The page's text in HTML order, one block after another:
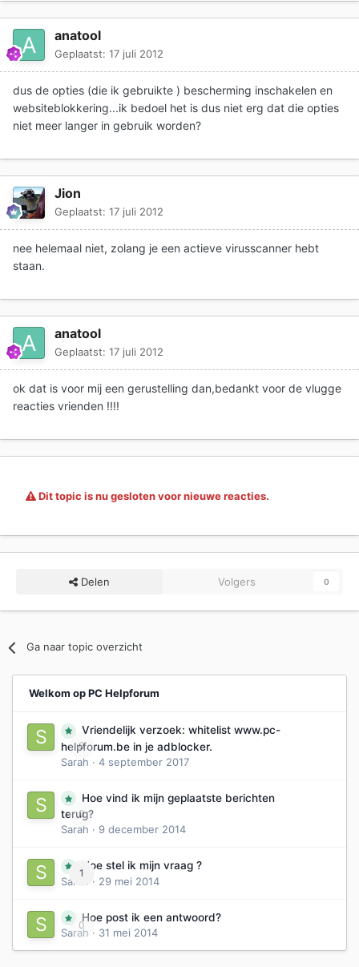
anatool
Geplaatst: 17 juli 2012
dus de opties (die ik gebruikte ) bescherming inschakelen en
websiteblokkering...ik bedoel het is dus niet erg dat die opties
niet meer langer in gebruik worden?
Jion
Geplaatst: 17 juli 2012
nee helemaal niet, zolang je een actieve virusscanner hebt
staan.
anatool
Geplaatst: 17 juli 2012
ok dat is voor mij een gerustelling dan,bedankt voor de vlugge
reacties vrienden !!!!
Dit topic is nu gesloten voor nieuwe reacties.
Delen Volgers 0
Ga naar topic overzicht
Welkom op PC Helpforum
0
Vriendelijk verzoek: whitelist www.pc-
helpforum.be in je adblocker.
Sarah · 4 september 2017
0
Hoe vind ik mijn geplaatste berichten
terug?
Sarah · 9 december 2014
1
Hoe stel ik mijn vraag ?
Sarah
· 29 mei 2014
0
Hoe post ik een antwoord?
Sarah · 31 mei 2014